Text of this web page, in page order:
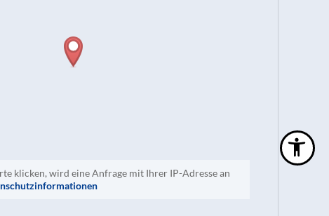
klicken, wird eine Anfrage mit Ihrer IP-Adresse an